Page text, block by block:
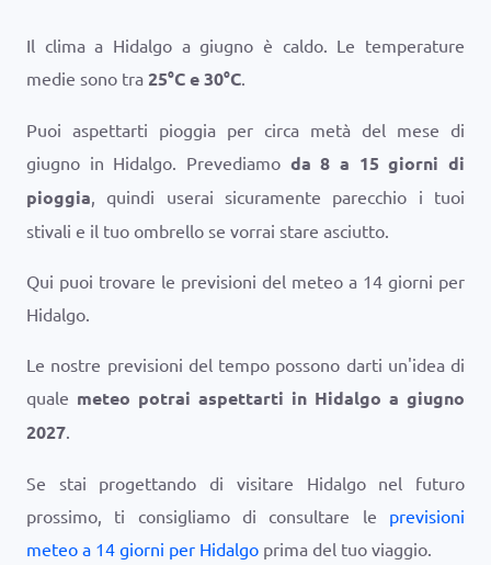
Il clima a Hidalgo a giugno è caldo. Le temperature
medie sono tra 25°Ce30°C.
Puoi aspettarti pioggia per circa metà del mese di
giugno in Hidalgo. Prevediamo da 8 a 15 giorni di
pioggia, quindi userai sicuramente parecchio i tuoi
stivali e il tuo ombrello se vorrai stare asciutto.
Qui puoi trovare le previsioni del meteo a 14 giorni per
Hidalgo.
Le nostre previsioni del tempo possono darti un'idea di
quale meteo potrai aspettarti in Hidalgo a giugno
2027.
Se stai progettando di visitare Hidalgo nel futuro
prossimo, ti consigliamo di consultare le previsioni
meteo a 14 giorni per Hidalgo prima del tuo viaggio.